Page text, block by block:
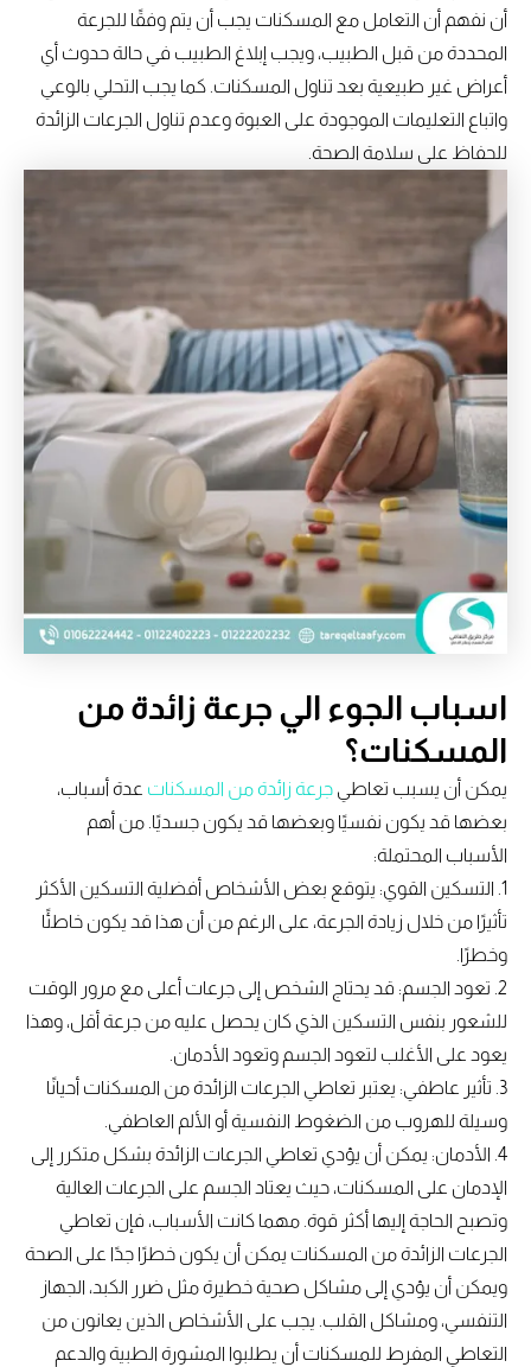
أن نفهم أن التعامل مع المسكنات يجب أن يتم وفقًا للجرعة
المحددة من قبل الطبيب، ويجب إبلاغ الطبيب في حالة حدوث أي
أعراض غير طبيعية بعد تناول المسكنات. كما يجب التحلي بالوعي
واتباع التعليمات الموجودة على العبوة وعدم تناول الجرعات الزائدة
للحفاظ على سلامة الصحة.
اسباب الجوء الي جرعة زائدة من
المسكنات؟
يمكن أن يسبب تعاطي جرعة زائدة من المسكناتعدة أسباب،
بعضها قد يكون نفسيًا وبعضها قد يكون جسديًا. من أهم
الأسباب المحتملة:
1. التسكين القوي: يتوقع بعض الأشخاص أفضلية التسكين الأكثر
تأثيرًا من خلال زيادة الجرعة، على الرغم من أن هذا قد يكون خاطئًا
وخطرًا.
2. تعود الجسم: قد يحتاج الشخص إلى جرعات أعلى مع مرور الوقت
للشعور بنفس التسكين الذي كان يحصل عليه من جرعة أقل، وهذا
يعود على الأغلب لتعود الجسم وتعود الأدمان.
3. تأثير عاطفي: يعتبر تعاطي الجرعات الزائدة من المسكنات أحيانًا
وسيلة للهروب من الضغوط النفسية أو الألم العاطفي.
4. الأدمان: يمكن أن يؤدي تعاطي الجرعات الزائدة بشكل متكرر إلى
الإدمان على المسكنات، حيث يعتاد الجسم على الجرعات العالية
وتصبح الحاجة إليها أكثر قوة. مهما كانت الأسباب، فإن تعاطي
الجرعات الزائدة من المسكنات يمكن أن يكون خطرًا جدًا على الصحة
ويمكن أن يؤدي إلى مشاكل صحية خطيرة مثل ضرر الكبد، الجهاز
التنفسي، ومشاكل القلب. يجب على الأشخاص الذين يعانون من
التعاطي المفرط للمسكنات أن يطلبوا المشورة الطبية والدعم